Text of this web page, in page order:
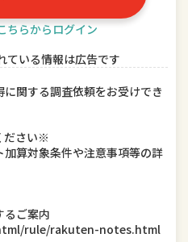
日用品雑貨・文房具・手芸
車用品・バイク用品
ペット・ペットグッズ
ちらからログイン
いる情報は広告です
関する調査依頼をお受けでき
ださい※
算対象条件や注意事項等の詳
ご案内
rule/rakuten-notes.html